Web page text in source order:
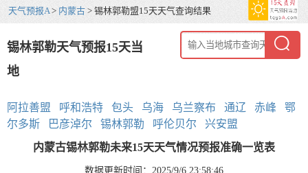
天气预报A> 内蒙古 > 锡林郭勒盟15天天气查询结果
锡林郭勒天气预报15天当
地
阿拉善盟 呼和浩特 包头 乌海 乌兰察布 通辽 赤峰
鄂
尔多斯
巴彦淖尔 锡林郭勒 呼伦贝尔
兴安盟
内蒙古锡林郭勒未来15天天气情况预报准确一览表
数据更新时间：2025/9/6 23:58:46